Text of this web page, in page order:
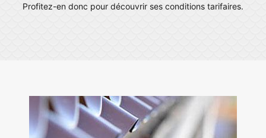
Profitez-en donc pour découvrir ses conditions tarifaires.